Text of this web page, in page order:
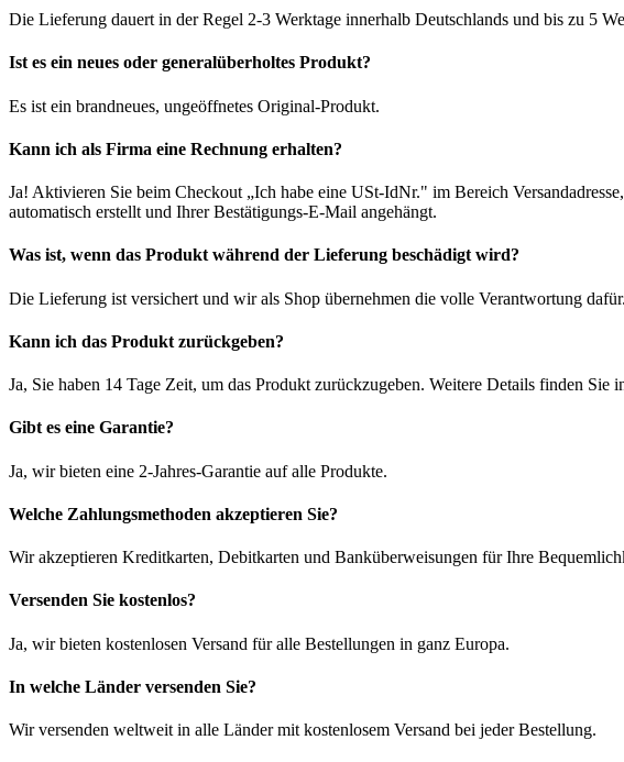
Die Lieferung dauert in der Regel 2-3 Werktage innerhalb Deutschlands und bis zu 5
Ist es ein neues oder generalüberholtes Produkt?
Es ist ein brandneues, ungeöffnetes Original-Produkt.
Kann ich als Firma eine Rechnung erhalten?
Ja! Aktivieren Sie beim Checkout „Ich habe eine USt-IdNr." im Bereich
automatisch erstellt und Ihrer Bestätigungs-E-Mail angehängt.
Was ist, wenn das Produkt während der Lieferung beschädigt wird?
Die Lieferung ist versichert und wir als Shop übernehmen die volle Verantwortung
Kann ich das Produkt zurückgeben?
Ja, Sie haben 14 Tage Zeit, um das Produkt zurückzugeben. Weitere Details finden Sie
Gibt es eine Garantie?
Ja, wir bieten eine 2-Jahres-Garantie auf alle Produkte.
Welche Zahlungsmethoden akzeptieren Sie?
Wir akzeptieren Kreditkarten, Debitkarten und Banküberweisungen für Ihre
Versenden Sie kostenlos?
Ja, wir bieten kostenlosen Versand für alle Bestellungen in ganz Europa.
In welche Länder versenden Sie?
Wir versenden weltweit in alle Länder mit kostenlosem Versand bei jeder Bestellung.